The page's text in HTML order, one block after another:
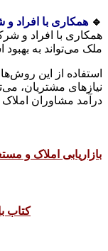
🔹 همکاری با
همکاری با افراد و
ملک می‌تواند به
استفاده از این
نیازهای مشتریان،
درآمد مشاوران
بازاریابی املاک و مستغلات ✔️ ۱۱ استراتژی که هر
کتاب